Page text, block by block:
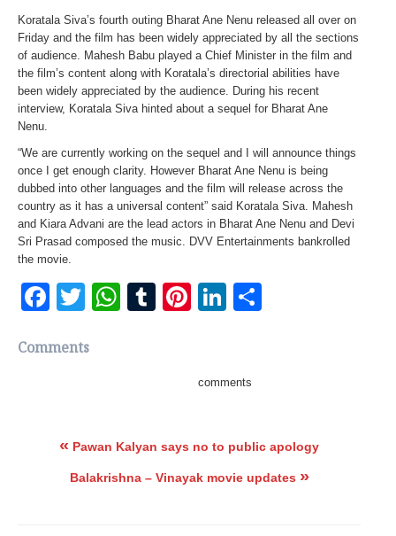
Koratala Siva’s fourth outing Bharat Ane Nenu released all over on
Friday and the film has been widely appreciated by all the sections
of audience. Mahesh Babu played a Chief Minister in the film and
the film’s content along with Koratala’s directorial abilities have
been widely appreciated by the audience. During his recent
interview, Koratala Siva hinted about a sequel for Bharat Ane
Nenu.
“We are currently working on the sequel and I will announce things
once I get enough clarity. However Bharat Ane Nenu is being
dubbed into other languages and the film will release across the
country as it has a universal content” said Koratala Siva. Mahesh
and Kiara Advani are the lead actors in Bharat Ane Nenu and Devi
Sri Prasad composed the music. DVV Entertainments bankrolled
the movie.
Facebook
TwitterWhatsApp
TumblrPinterest
LinkedIn
Comments
comments
« Pawan Kalyan says no to public apology
Balakrishna – Vinayak movie updates »